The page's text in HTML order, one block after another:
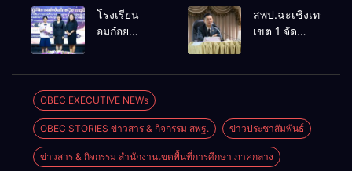
กำลังใจใน
การจัดการ
อนุบาลอรุณ
รังษี
โรงเรียน
ขนาดเล็กด้วย
ปัญญา
โรงเรียน
อมก๋อย
คว้ารางวัล
ชนะเลิศและ
รองชนะเลิศ
การแข่งขัน
ทักษะวิชาการ
สพป.ฉะเชิงเทรา
เขต 1 จัด
ประเมิน
ตำแหน่ง ขอมี
วิทยฐานะ
OBEC EXECUTIVE NEWs
OBEC STORIES ข่าวสาร & กิจกรรม สพฐ. ข่าวประชาสัมพันธ์
ข่าวสาร & กิจกรรม สำนักงานเขตพื้นที่การศึกษา ภาคกลาง